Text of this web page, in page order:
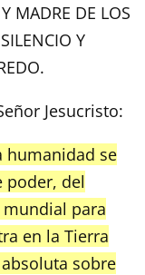
MADRE DE LOS
Y
Jesucristo:
humanidad se
poder, del
para
en la Tierra
sobre